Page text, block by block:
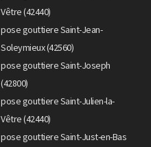
Vêtre (42440)
pose gouttiere Saint-Jean-
Soleymieux (42560)
pose gouttiere Saint-Joseph
(42800)
pose gouttiere Saint-Julien-la-
Vêtre (42440)
pose gouttiere Saint-Just-en-Bas